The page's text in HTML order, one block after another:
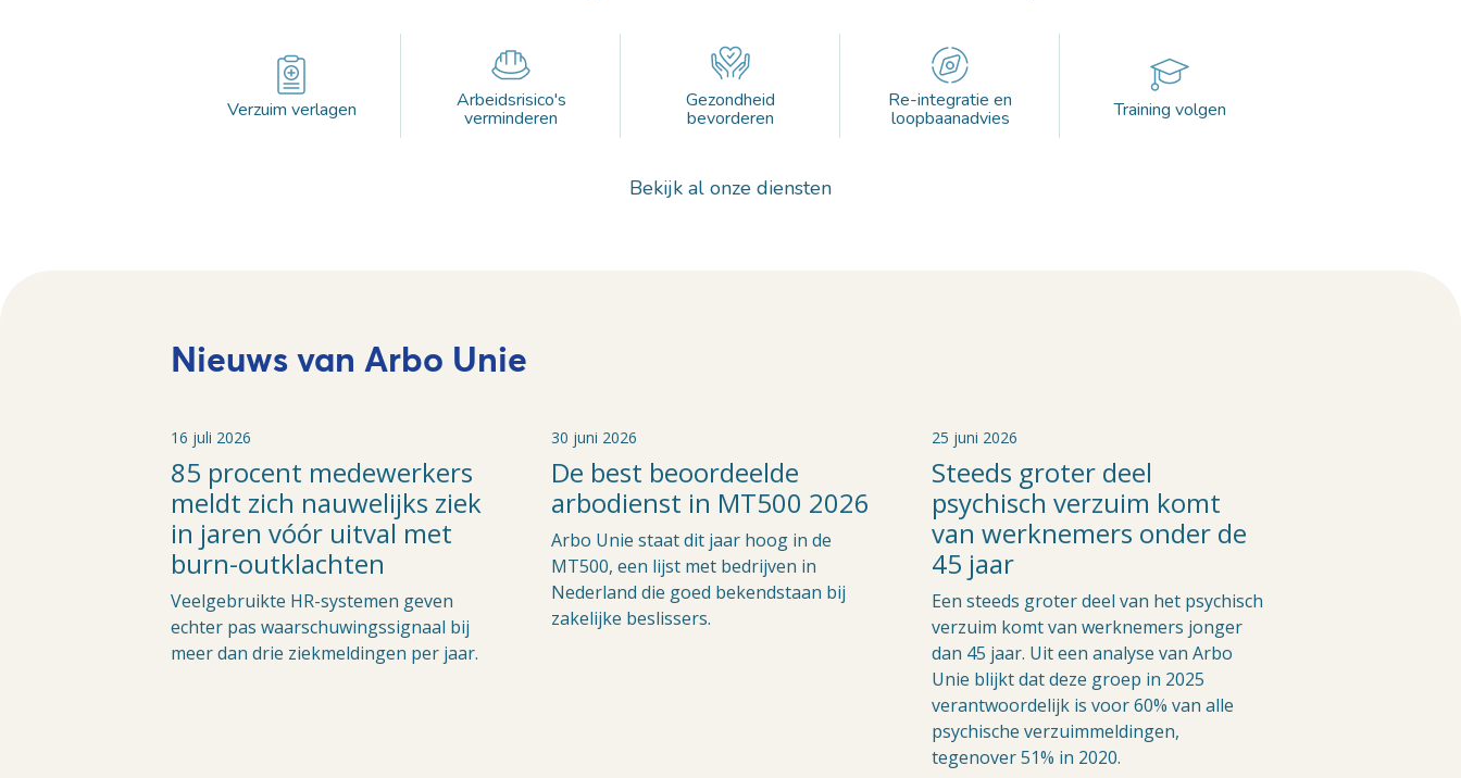
Verzuim verlagen Arbeidsrisico's
verminderen
Gezondheid
bevorderen
Re-integratie en
loopbaanadvies Training volgen
Bekijk al onze diensten
Nieuws van Arbo Unie
16 juli 2026
85 procent medewerkers
meldt zich nauwelijks ziek
in jaren vóór uitval met
burn-outklachten
Veelgebruikte HR-systemen geven
echter pas waarschuwingssignaal bij
meer dan drie ziekmeldingen per jaar.
30 juni 2026
De best beoordeelde
arbodienst in MT500 2026
Arbo Unie staat dit jaar hoog in de
MT500, een lijst met bedrijven in
Nederland die goed bekendstaan bij
zakelijke beslissers.
25 juni 2026
Steeds groter deel
psychisch verzuim komt
van werknemers onder de
45 jaar
Een steeds groter deel van het psychisch
verzuim komt van werknemers jonger
dan 45 jaar. Uit een analyse van Arbo
Unie blijkt dat deze groep in 2025
verantwoordelijk is voor 60% van alle
psychische verzuimmeldingen,
tegenover 51% in 2020.